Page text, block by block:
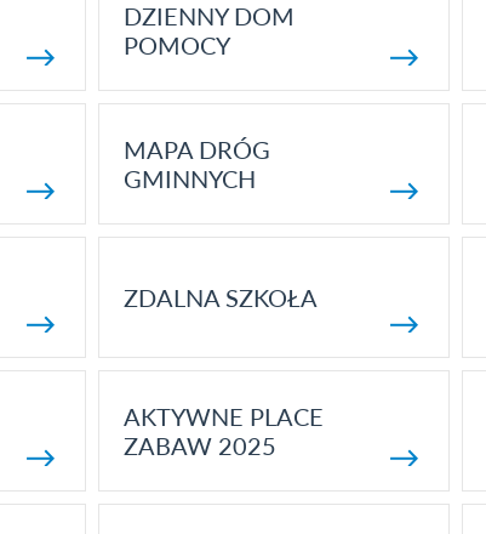
DZIENNY DOM
POMOCY
MAPA DRÓG
GMINNYCH
ZDALNA SZKOŁA
AKTYWNE PLACE
ZABAW 2025